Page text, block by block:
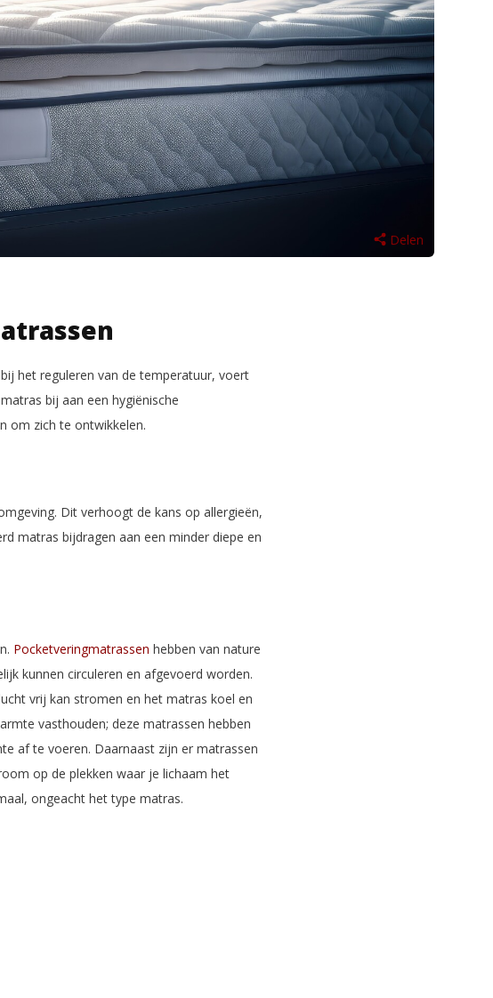
Delen
het reguleren van de temperatuur, voert
bij aan een hygiënische
om zich te ontwikkelen.
Dit verhoogt de kans op allergieën,
matras bijdragen aan een minder diepe en
Pocketveringmatrassen hebben van nature
kunnen circuleren en afgevoerd worden.
vrij kan stromen en het matras koel en
vasthouden; deze matrassen hebben
af te voeren. Daarnaast zijn er matrassen
op de plekken waar je lichaam het
ongeacht het type matras.